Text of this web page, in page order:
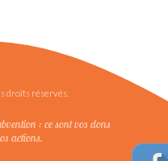
droits réservés.
: ce sont vos dons
actions.